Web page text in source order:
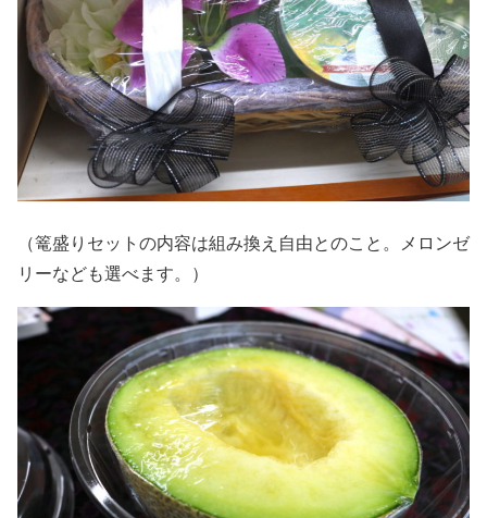
（篭盛りセットの内容は組み換え自由とのこと。メロンゼ
リーなども選べます。）